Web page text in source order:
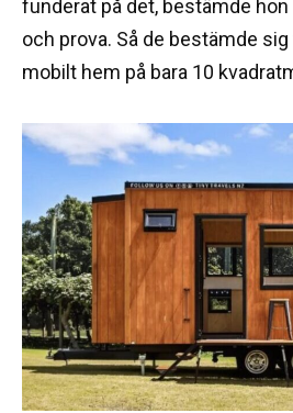
funderat på det, bestämde
och prova. Så de bestämde
mobilt hem på bara 10